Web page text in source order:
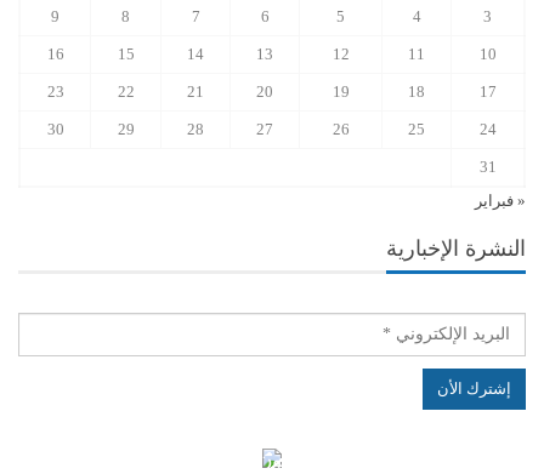
3
4
5
6
7
8
9
10
11
12
13
14
15
16
17
18
19
20
21
22
23
24
25
26
27
28
29
30
31
« فبراير
النشرة الإخبارية
الهياكل الخاضعة لقانون النفاذ إلى المعلومة